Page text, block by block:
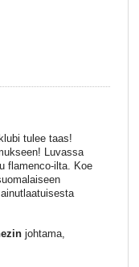
tulee taas!
Luvassa
flamenco-ilta. Koe
johtama,